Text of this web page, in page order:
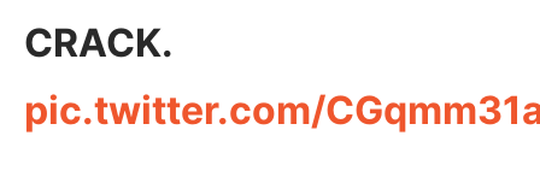
CRACK.
pic.twitter.com/